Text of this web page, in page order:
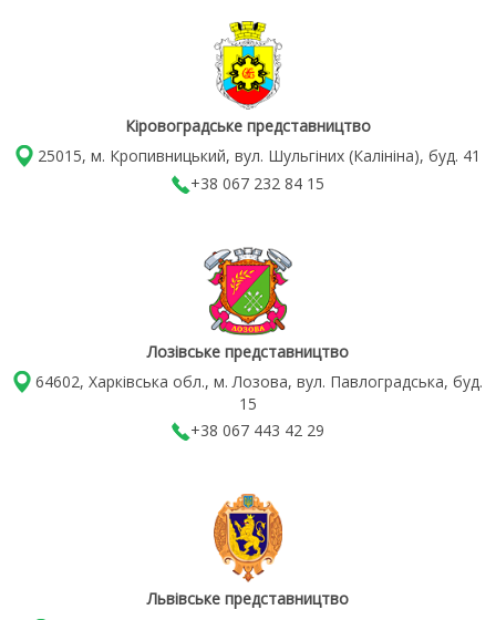
Кіровоградське представництво
25015, м. Кропивницький, вул. Шульгіних (Калініна), буд. 41
+38 067 232 84 15
Лозівське представництво
64602, Харківська обл., м. Лозова, вул. Павлоградська, буд.
15
+38 067 443 42 29
Львівське представництво